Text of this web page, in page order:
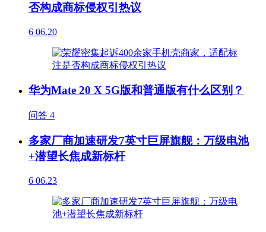
否构成商标侵权引热议
6 06.20
华为Mate 20 X 5G版和普通版有什么区别？
问答 4
多家厂商加速研发7英寸巨屏旗舰：万级电池
+潜望长焦成新标杆
6 06.23